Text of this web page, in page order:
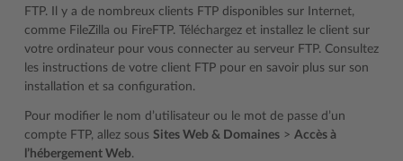
FTP. Il y a de nombreux clients FTP disponibles sur Internet,
comme FileZilla ou FireFTP. Téléchargez et installez le client sur
votre ordinateur pour vous connecter au serveur FTP. Consultez
les instructions de votre client FTP pour en savoir plus sur son
installation et sa configuration.
Pour modifier le nom d’utilisateur ou le mot de passe d’un
compte FTP, allez sous Sites Web & Domaines > Accès à
l’hébergement Web.